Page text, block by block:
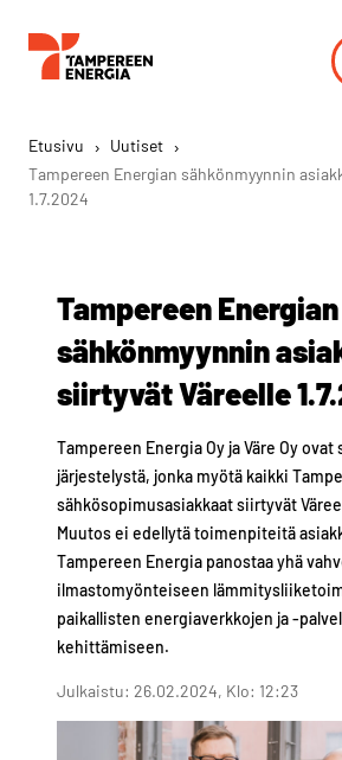
Etusivu › Uutiset ›
Tampereen Energian sähkönmyynnin
1.7.2024
Tampereen Energian
sähkönmyynnin
siirtyvät Väreelle
Tampereen Energia Oy ja Väre Oy
järjestelystä, jonka myötä kaikki
sähkösopimusasiakkaat siirtyvät
Muutos ei edellytä toimenpiteitä
Tampereen Energia panostaa yhä
ilmastomyönteiseen
paikallisten energiaverkkojen ja -
kehittämiseen.
Julkaistu: 26.02.2024, Klo: 12:23